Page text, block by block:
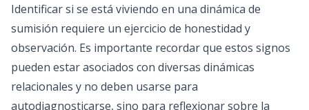
Identificar si se está viviendo en una dinámica de
sumisión requiere un ejercicio de honestidad y
observación. Es importante recordar que estos signos
pueden estar asociados con diversas dinámicas
relacionales y no deben usarse para
autodiagnosticarse, sino para reflexionar sobre la